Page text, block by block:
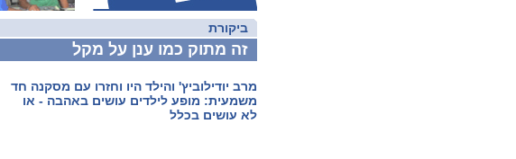
ביקורת
זה מתוק כמו ענן על מקל
מרב יודילוביץ' והילד היו וחזרו עם מסקנה חד
משמעית: מופע לילדים עושים באהבה - או
לא עושים בכלל